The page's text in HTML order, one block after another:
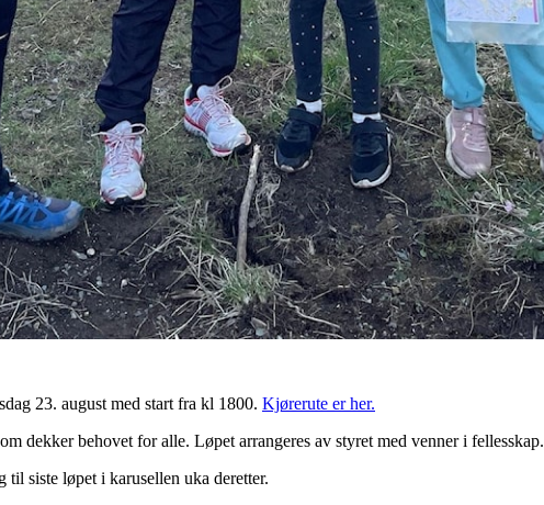
23. august med start fra kl 1800. Kjørerute er her.
dekker behovet for alle. Løpet arrangeres av styret med venner i fellesskap.
siste løpet i karusellen uka deretter.